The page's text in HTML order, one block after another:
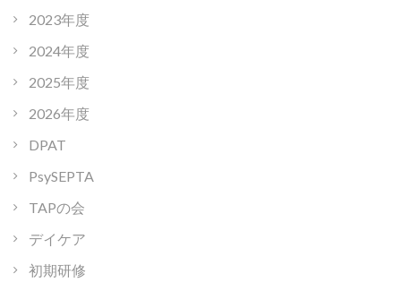
2023年度
2024年度
2025年度
2026年度
DPAT
PsySEPTA
TAPの会
デイケア
初期研修